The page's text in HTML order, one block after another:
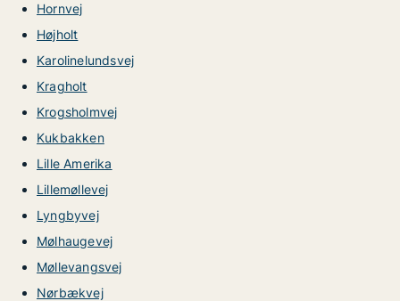
Hornvej
Højholt
Karolinelundsvej
Kragholt
Krogsholmvej
Kukbakken
Lille Amerika
Lillemøllevej
Lyngbyvej
Mølhaugevej
Møllevangsvej
Nørbækvej